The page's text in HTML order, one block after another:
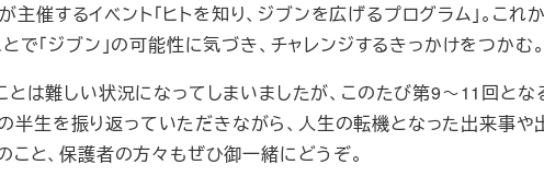
催するイベント「ヒトを知り、ジブンを広げるプログラム」。こ
で「ジブン」の可能性に気づき、チャレンジするきっかけをつか
は難しい状況になってしまいましたが、このたび第9～11回とな
生を振り返っていただきながら、人生の転機となった出来事や
と、保護者の方々もぜひ御一緒にどうぞ。